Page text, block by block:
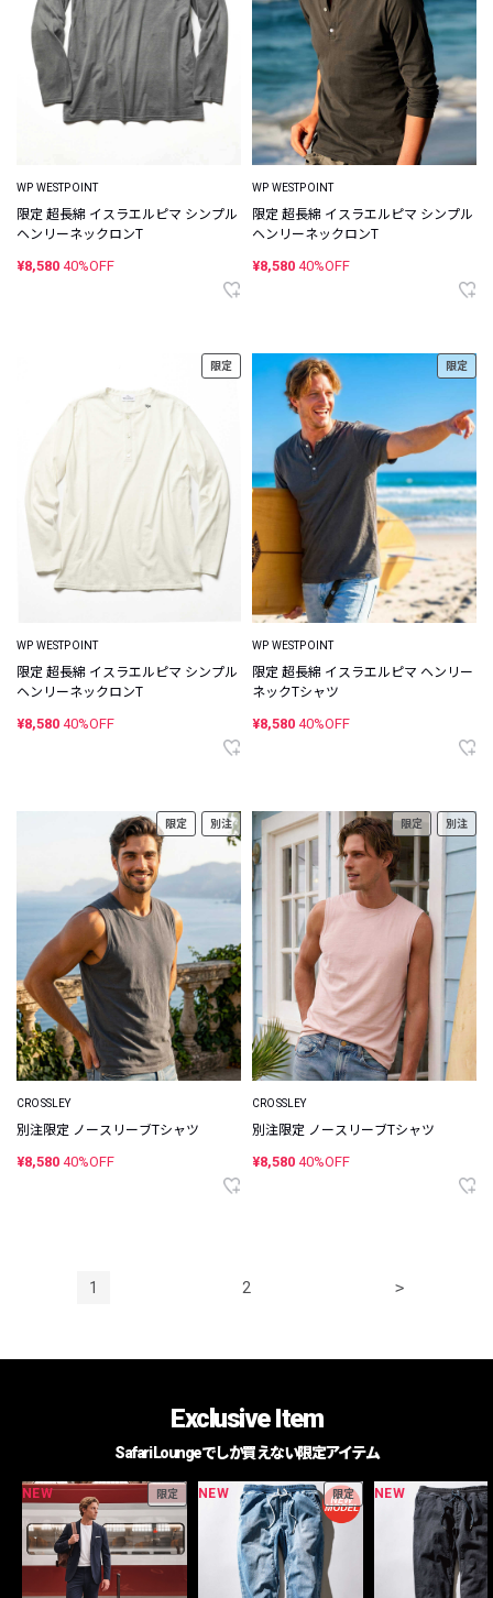
WP WESTPOINT
限定 超長綿 イスラエルピマ シンプル
ヘンリーネックロンT
¥8,580 40%OFF
WP WESTPOINT
限定 超長綿 イスラエルピマ シンプル
ヘンリーネックロンT
¥8,580 40%OFF
限定
WP WESTPOINT
限定 超長綿 イスラエルピマ シンプル
ヘンリーネックロンT
¥8,580 40%OFF
限定
WP WESTPOINT
限定 超長綿 イスラエルピマ ヘンリー
ネックTシャツ
¥8,580 40%OFF
限定 別注
CROSSLEY
別注限定 ノースリーブTシャツ
¥8,580 40%OFF
限定 別注
CROSSLEY
別注限定 ノースリーブTシャツ
¥8,580 40%OFF
1 2 >
Exclusive Item
Safari Loungeでしか買えない限定アイテム
NEW 限定 NEW 限定 NEW